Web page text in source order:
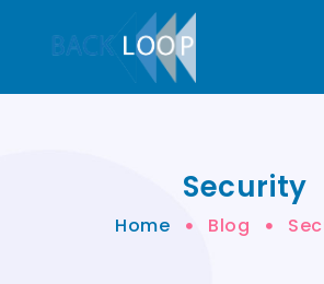
Security
Home Blog